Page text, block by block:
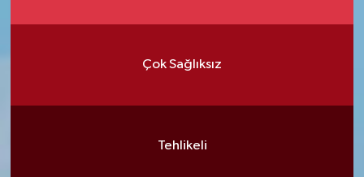
Çok Sağlıksız
Tehlikeli